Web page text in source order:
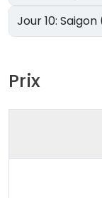
Jour 10:
Prix